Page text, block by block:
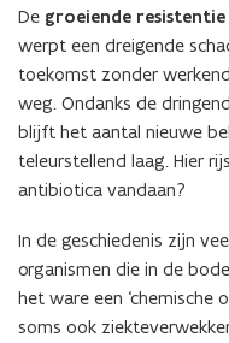
De groeiende
werpt een dreigende
toekomst zonder
weg. Ondanks de
blijft het aantal nieuwe
teleurstellend laag. Hier
antibiotica vandaan?
In de geschiedenis zijn
organismen die in de
het ware een ‘chemische
soms ook